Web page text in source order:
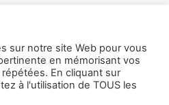
Newsletter.
sur notre site Web pour vous
en mémorisant vos
En cliquant sur
à l'utilisation de TOUS les